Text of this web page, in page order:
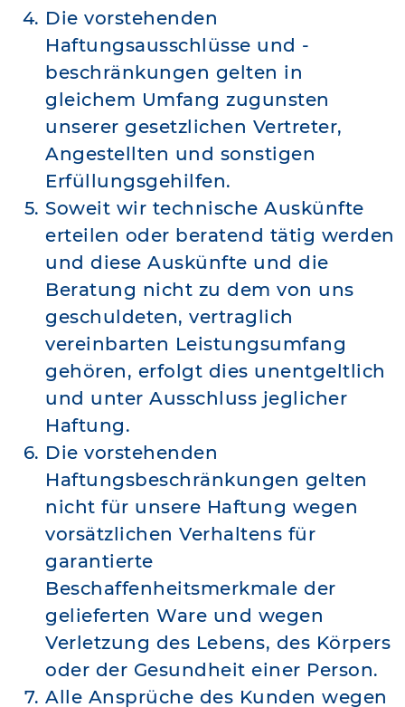
Die vorstehenden
Haftungsausschlüsse und -
beschränkungen gelten in
gleichem Umfang zugunsten
unserer gesetzlichen Vertreter,
Angestellten und sonstigen
Erfüllungsgehilfen.
Soweit wir technische Auskünfte
erteilen oder beratend tätig werden
und diese Auskünfte und die
Beratung nicht zu dem von uns
geschuldeten, vertraglich
vereinbarten Leistungsumfang
gehören, erfolgt dies unentgeltlich
und unter Ausschluss jeglicher
Haftung.
Die vorstehenden
Haftungsbeschränkungen gelten
nicht für unsere Haftung wegen
vorsätzlichen Verhaltens für
garantierte
Beschaffenheitsmerkmale der
gelieferten Ware und wegen
Verletzung des Lebens, des Körpers
oder der Gesundheit einer Person.
Alle Ansprüche des Kunden wegen